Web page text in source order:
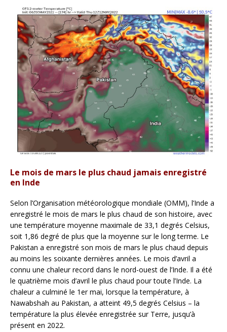
Le mois de mars le plus chaud jamais enregistré
en Inde
Selon l’Organisation météorologique mondiale (OMM), l’Inde a
enregistré le mois de mars le plus chaud de son histoire, avec
une température moyenne maximale de 33,1 degrés Celsius,
soit 1,86 degré de plus que la moyenne sur le long terme. Le
Pakistan a enregistré son mois de mars le plus chaud depuis
au moins les soixante dernières années. Le mois d’avril a
connu une chaleur record dans le nord-ouest de l’Inde. Il a été
le quatrième mois d’avril le plus chaud pour toute l’Inde. La
chaleur a culminé le 1er mai, lorsque la température, à
Nawabshah au Pakistan, a atteint 49,5 degrés Celsius – la
température la plus élevée enregistrée sur Terre, jusqu’à
présent en 2022.